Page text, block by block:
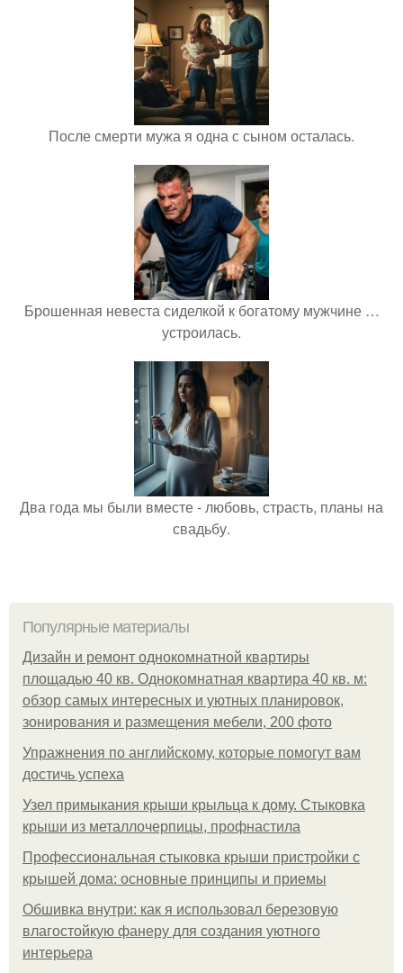
После смерти мужа я одна с сыном осталась.
Брошенная невеста сиделкой к богатому мужчине …
устроилась.
Два года мы были вместе - любовь, страсть, планы на
свадьбу.
Популярные материалы
Дизайн и ремонт однокомнатной квартиры
площадью 40 кв. Однокомнатная квартира 40 кв. м:
обзор самых интересных и уютных планировок,
зонирования и размещения мебели, 200 фото
Упражнения по английскому, которые помогут вам
достичь успеха
Узел примыкания крыши крыльца к дому. Стыковка
крыши из металлочерпицы, профнастила
Профессиональная стыковка крыши пристройки с
крышей дома: основные принципы и приемы
Обшивка внутри: как я использовал березовую
влагостойкую фанеру для создания уютного
интерьера